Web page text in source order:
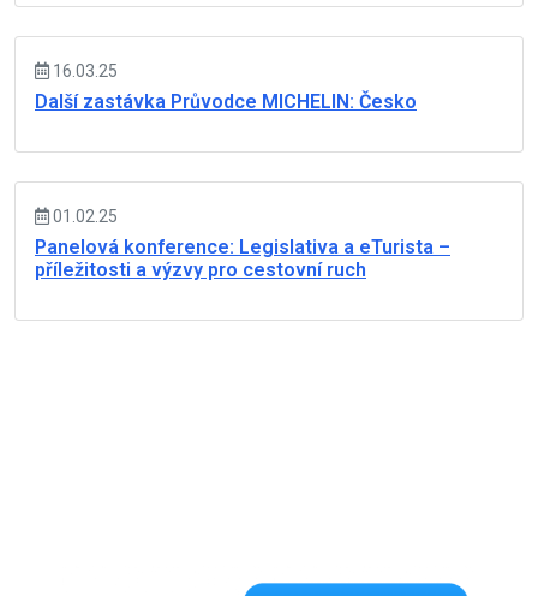
16.03.25
Další zastávka Průvodce MICHELIN: Česko
01.02.25
Panelová konference: Legislativa a eTurista –
příležitosti a výzvy pro cestovní ruch